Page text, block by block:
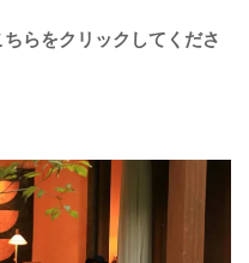
らをクリックしてくださ